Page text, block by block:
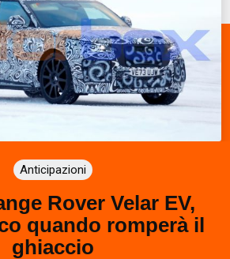
Anticipazioni
Rover Velar EV,
quando romperà il
ghiaccio